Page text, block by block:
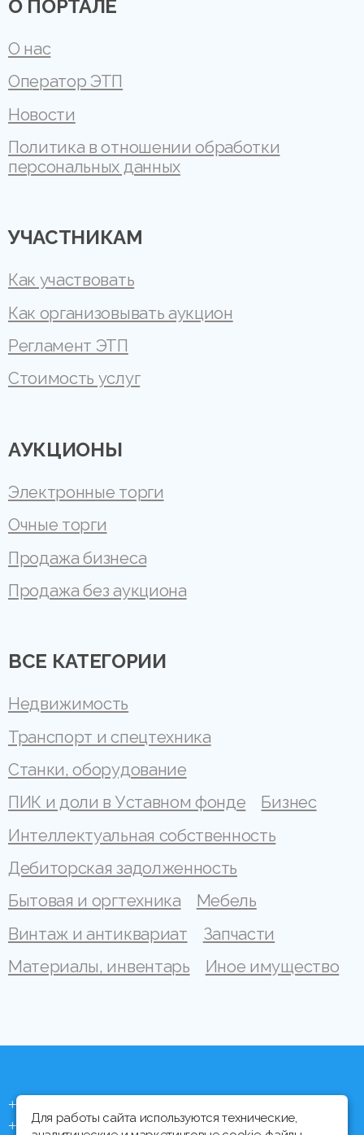
О ПОРТАЛЕ
О нас
Оператор ЭТП
Новости
Политика в отношении обработки
персональных данных
УЧАСТНИКАМ
Как участвовать
Как организовывать аукцион
Регламент ЭТП
Стоимость услуг
АУКЦИОНЫ
Электронные торги
Очные торги
Продажа бизнеса
Продажа без аукциона
ВСЕ КАТЕГОРИИ
Недвижимость
Транспорт и спецтехника
Станки, оборудование
ПИК и доли в Уставном фонде
Бизнес
Интеллектуальная собственность
Дебиторская задолженность
Бытовая и оргтехника
Мебель
Винтаж и антиквариат
Запчасти
Материалы, инвентарь
Иное имущество
+375 (44) 704 92 06
+375 (17) 373 21 33
Для работы сайта используются технические,